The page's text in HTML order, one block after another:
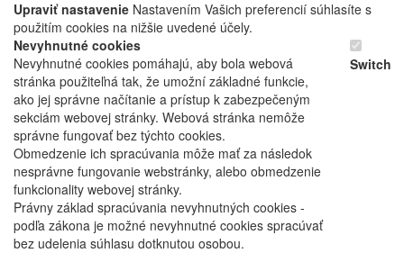
Upraviť nastavenie Nastavením Vašich preferencií súhlasíte s
použitím cookies na nižšie uvedené účely.
Nevyhnutné cookies
Nevyhnutné cookies pomáhajú, aby bola webová
stránka použiteľná tak, že umožní základné funkcie,
ako jej správne načítanie a prístup k zabezpečeným
sekciám webovej stránky. Webová stránka nemôže
správne fungovať bez týchto cookies.
Obmedzenie ich spracúvania môže mať za následok
nesprávne fungovanie webstránky, alebo obmedzenie
funkcionality webovej stránky.
Právny základ spracúvania nevyhnutných cookies -
podľa zákona je možné nevyhnutné cookies spracúvať
bez udelenia súhlasu dotknutou osobou.
Switch